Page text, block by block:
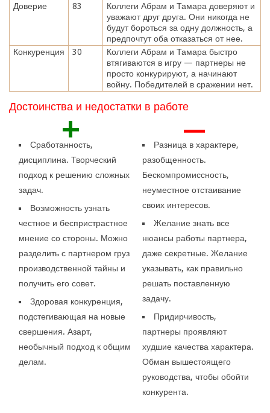
Доверие
83
Коллеги Абрам и Тамара доверяют и
уважают друг друга. Они никогда не
будут бороться за одну должность, а
предпочтут оба отказаться от нее.
Конкуренция
30
Коллеги Абрам и Тамара быстро
втягиваются в игру — партнеры не
просто конкурируют, а начинают
войну. Победителей в сражении нет.
Достоинства и недостатки в работе
+
Сработанность,
дисциплина. Творческий
подход к решению сложных
задач.
Возможность узнать
честное и беспристрастное
мнение со стороны. Можно
разделить с партнером груз
производственной тайны и
получить его совет.
Здоровая конкуренция,
подстегивающая на новые
свершения. Азарт,
необычный подход к общим
делам.
—
Разница в характере,
разобщенность.
Бескомпромиссность,
неуместное отстаивание
своих интересов.
Желание знать все
нюансы работы партнера,
даже секретные. Желание
указывать, как правильно
решать поставленную
задачу.
Придирчивость,
партнеры проявляют
худшие качества характера.
Обман вышестоящего
руководства, чтобы обойти
конкурента.